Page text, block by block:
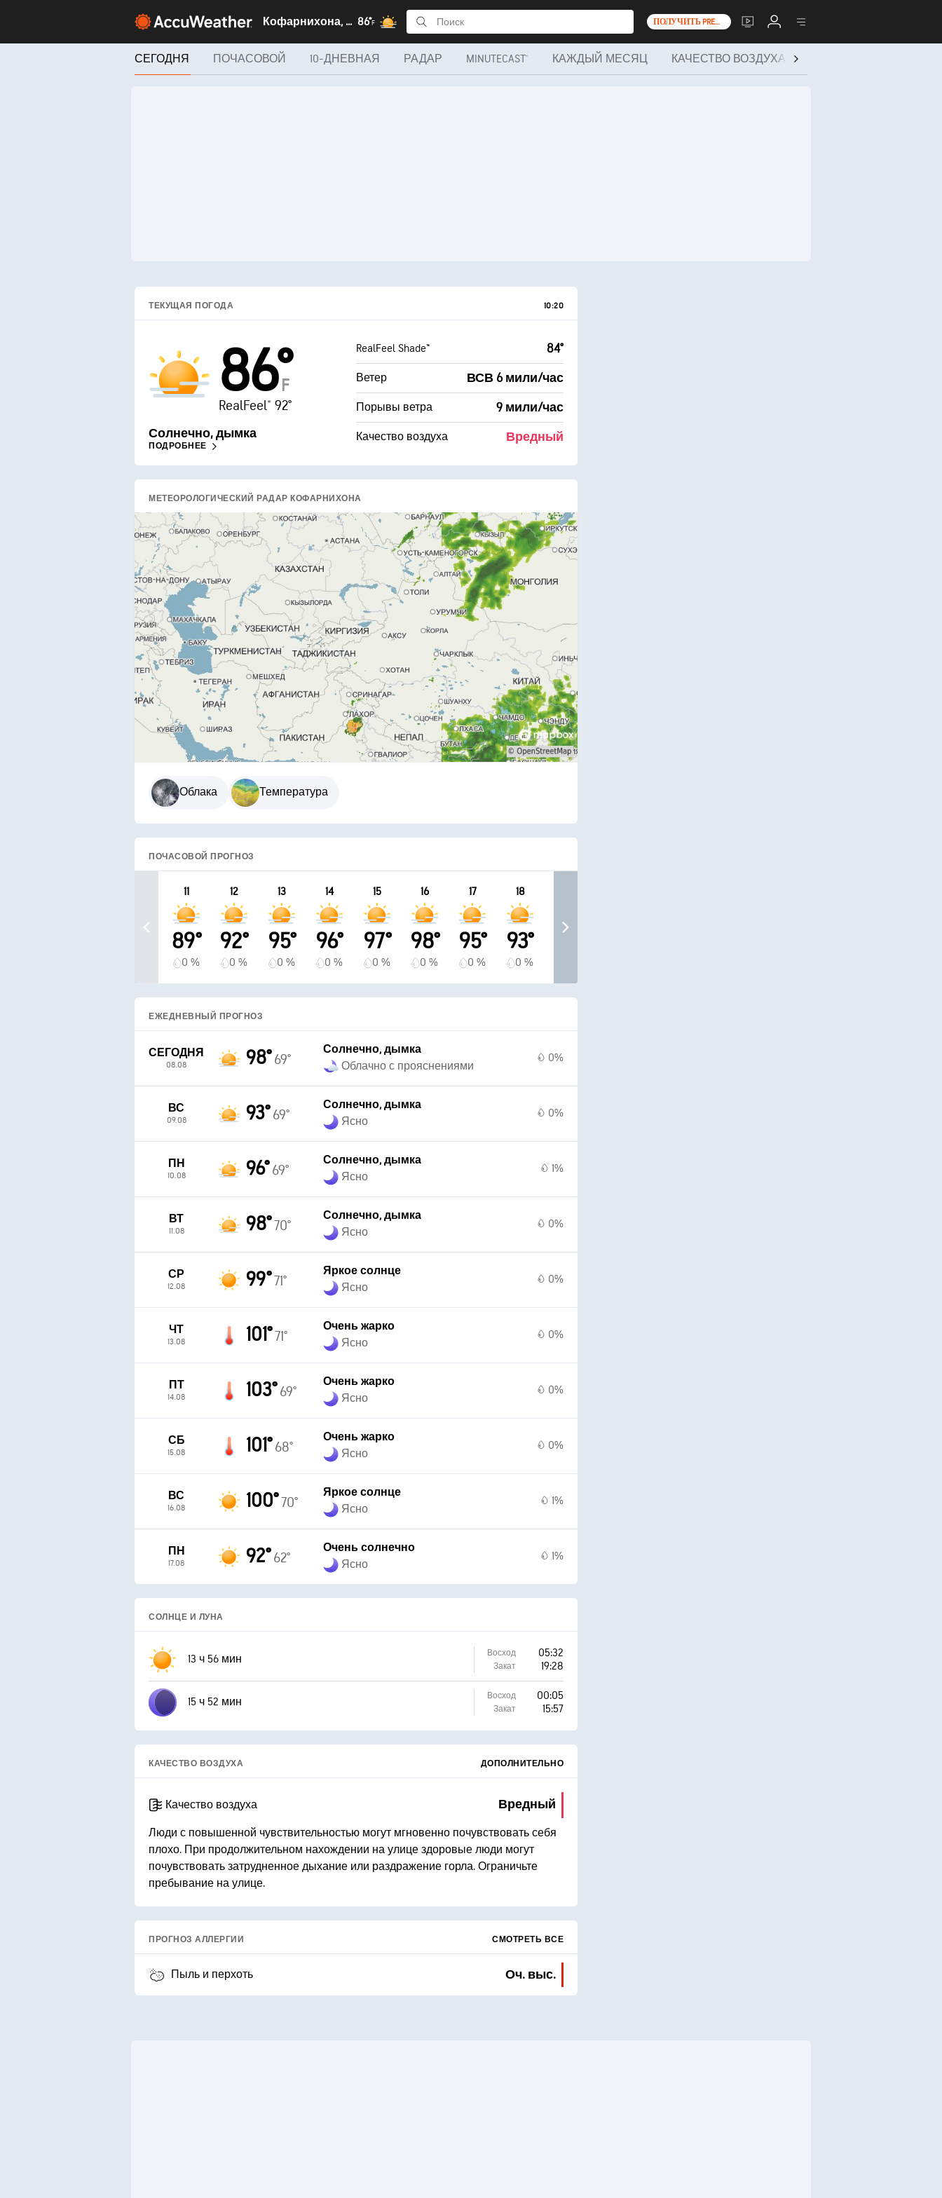
Кофарнихона, Районы и города республиканского подчинения 86°F ПОЛУЧИТЬ PREMIUM+
СЕГОДНЯ ПОЧАСОВОЙ 10-ДНЕВНАЯ РАДАР MINUTECAST® КАЖДЫЙ МЕСЯЦ КАЧЕСТВО ВОЗДУХА
ТЕКУЩАЯ ПОГОДА 10:20
86°
F
RealFeel® 92°
Солнечно, дымка
ПОДРОБНЕЕ
RealFeel Shade™ 84°
Ветер ВСВ 6 мили/час
Порывы ветра 9 мили/час
Качество воздуха Вредный
МЕТЕОРОЛОГИЧЕСКИЙ РАДАР КОФАРНИХОНА
Облака Температура
ПОЧАСОВОЙ ПРОГНОЗ
11
89°
0 %
12
92°
0 %
13
95°
0 %
14
96°
0 %
15
97°
0 %
16
98°
0 %
17
95°
0 %
18
93°
0 %
ЕЖЕДНЕВНЫЙ ПРОГНОЗ
СЕГОДНЯ
08.08 98° 69°
Солнечно, дымка
Облачно с прояснениями
0%
ВС
09.08 93° 69°
Солнечно, дымка
Ясно
0%
ПН
10.08 96° 69°
Солнечно, дымка
Ясно
1%
ВТ
11.08 98°70°
Солнечно, дымка
Ясно
0%
СР
12.08 99°71°
Яркое солнце
Ясно
0%
ЧТ
13.08 101°71°
Очень жарко
Ясно
0%
ПТ
14.08 103° 69°
Очень жарко
Ясно
0%
СБ
15.08 101° 68°
Очень жарко
Ясно
0%
ВС
16.08 100°70°
Яркое солнце
Ясно
1%
ПН
17.08 92° 62°
Очень солнечно
Ясно
1%
СОЛНЦЕ И ЛУНА
13 ч 56 мин Восход 05:32
Закат 19:28
15 ч 52 мин Восход 00:05
Закат 15:57
КАЧЕСТВО ВОЗДУХА ДОПОЛНИТЕЛЬНО
Качество воздуха Вредный
Люди с повышенной чувствительностью могут мгновенно почувствовать себя
плохо. При продолжительном нахождении на улице здоровые люди могут
почувствовать затрудненное дыхание или раздражение горла. Ограничьте
пребывание на улице.
ПРОГНОЗ АЛЛЕРГИИ СМОТРЕТЬ ВСЕ
Пыль и перхоть Оч. выс.